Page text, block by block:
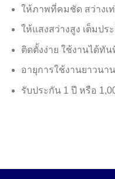
ให้ภาพที่คมชัด สว่างเ
ให้แสงสว่างสูง เต็มปร
ติดตั้งง่าย ใช้งานได้ทัน
อายุการใช้งานยาวนาน
รับประกัน 1 ปี หรือ